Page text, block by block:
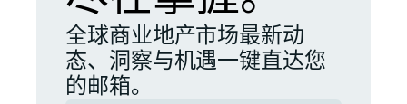
全球商业地产市场最新动
态、洞察与机遇一键直达您
的邮箱。